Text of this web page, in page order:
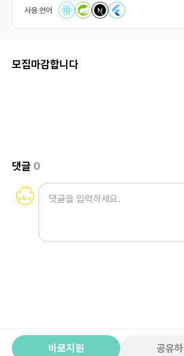
사용 언어
모집마감합니다
댓글 0
바로지원 공유하